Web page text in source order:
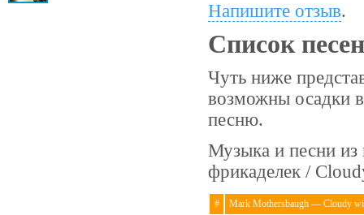
Напишите отзыв.
Список песен
Чуть ниже
возможны осадки
песню.
Музыка и песни
фрикаделек /
#
Mark Mothersbaugh — Cloudy